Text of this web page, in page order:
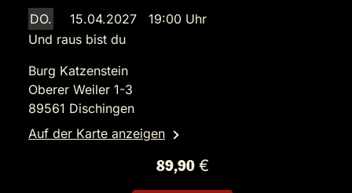
DO.
15.04.2027 19:00 Uhr
Und raus bist du
Burg Katzenstein
Oberer Weiler 1-3
89561 Dischingen
Auf der Karte anzeigen
89,90 €